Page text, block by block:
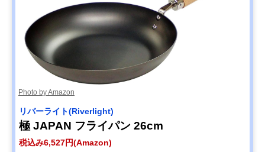
Photo by Amazon
‎リバーライト(Riverlight)
極 JAPAN フライパン 26cm
税込み6,527円(Amazon)